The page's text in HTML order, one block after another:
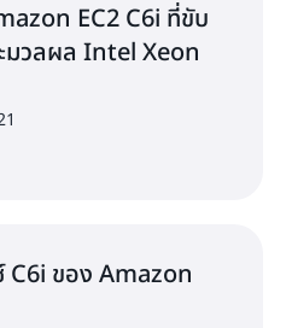
EC2 C6i ที่ขับ
มวลผล Intel Xeon
C6i ของ Amazon